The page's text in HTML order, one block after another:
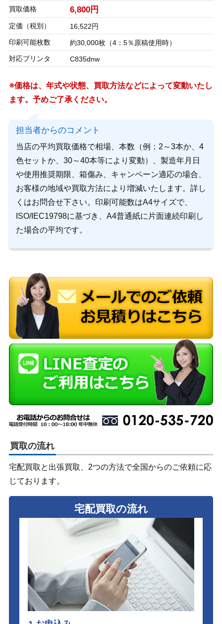
買取価格
6,800円
定価（税別）
16,522円
印刷可能枚数
約30,000枚（4：5％原稿使用時）
対応プリンタ
C835dnw
※価格は、年式や状態、買取方法などによって変動いたし
ます。予めご了承ください。
担当者からのコメント
当店の平均買取価格で相場、本数（例：2～3本か、4
色セットか、30～40本等により変動）、製造年月日
や使用推奨期限、箱傷み、キャンペーン適応の場合、
お客様の地域や買取方法により増減いたします。詳し
くはお問合せ下さい。印刷可能数はA4サイズで、
ISO/IEC19798に基づき、A4普通紙に片面連続印刷し
た場合の平均です。
買取の流れ
宅配買取と出張買取、2つの方法で全国からのご依頼に応
じております。
宅配買取の流れ